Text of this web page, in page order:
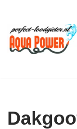
Ga
naar
de